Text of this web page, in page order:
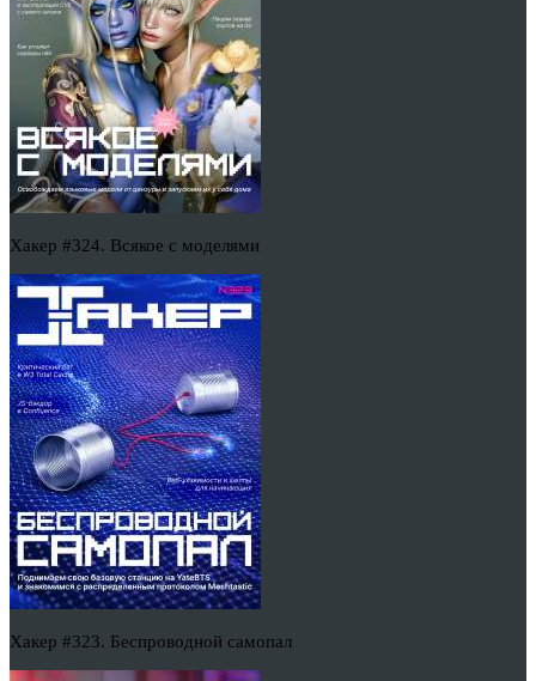
Хакер #324. Всякое с моделями
Хакер #323. Беспроводной самопал